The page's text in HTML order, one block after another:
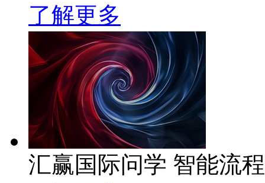
了解更多
汇赢国际问学 智能流